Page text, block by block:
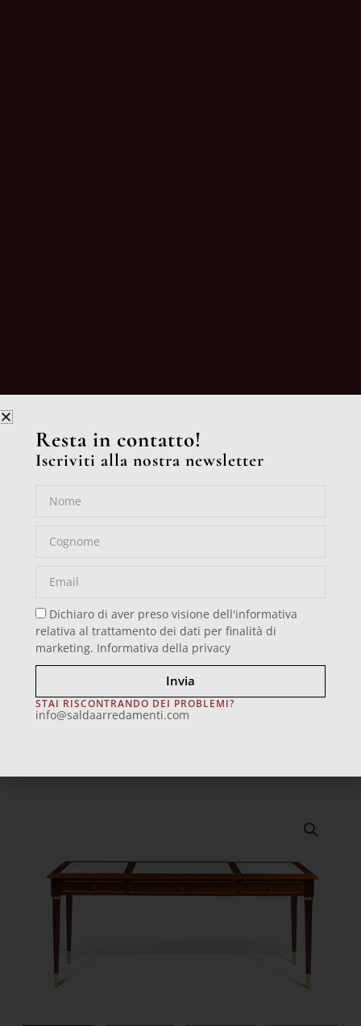
Art. 8689
Home/Scrittoi e Secretaires/ Art. 8689
Scrittoio Luigi XVI, 3 cassetti su guide legno, profili in
ottone, piano in pelle.
Resta in contatto!
Iscriviti alla nostra newsletter
Dichiaro di aver preso visione dell'informativa
relativa al trattamento dei dati per finalità di
marketing. Informativa della privacy
Invia
STAI RISCONTRANDO DEI PROBLEMI?
info@saldaarredamenti.com